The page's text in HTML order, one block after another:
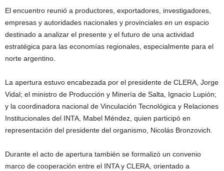
El encuentro reunió a productores, exportadores, investigadores,
empresas y autoridades nacionales y provinciales en un espacio
destinado a analizar el presente y el futuro de una actividad
estratégica para las economías regionales, especialmente para el
norte argentino.
La apertura estuvo encabezada por el presidente de CLERA, Jorge
Vidal; el ministro de Producción y Minería de Salta, Ignacio Lupión;
y la coordinadora nacional de Vinculación Tecnológica y Relaciones
Institucionales del INTA, Mabel Méndez, quien participó en
representación del presidente del organismo, Nicolás Bronzovich.
Durante el acto de apertura también se formalizó un convenio
marco de cooperación entre el INTA y CLERA, orientado a